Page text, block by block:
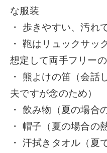
な服装
・ 歩きやすい、汚れ
・ 鞄はリュックサッ
想定して両手フリーの
・ 熊よけの笛（会話
夫ですが念のため）
・ 飲み物（夏の場合
・ 帽子（夏の場合の
・ 汗拭きタオル（夏